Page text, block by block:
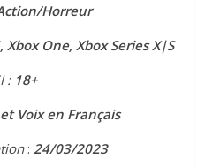
Horreur
Xbox One, Xbox Series X|S
: 18+
Voix en Français
: 24/03/2023